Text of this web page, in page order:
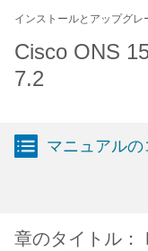
インストールとアップグレ
Cisco ONS
7.2
マニュアルの
章のタイトル：